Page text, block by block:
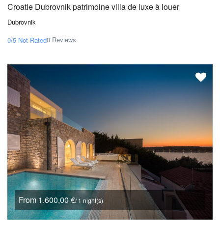
Croatie Dubrovnik patrimoine villa de luxe à louer
Dubrovnik
0/5 Not Rated0 Reviews
From 1.600,00 €/ 1 night(s)